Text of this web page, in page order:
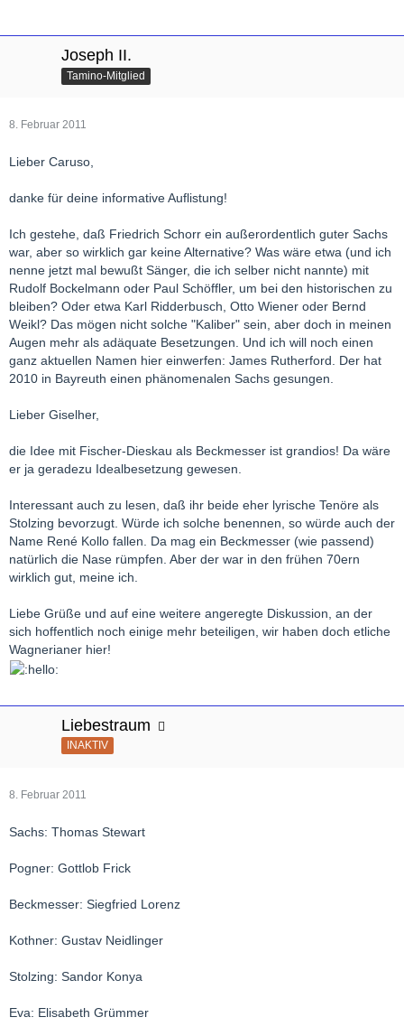
Joseph II.
Tamino-Mitglied
8. Februar 2011
Lieber Caruso,
danke für deine informative Auflistung!
Ich gestehe, daß Friedrich Schorr ein außerordentlich guter Sachs
war, aber so wirklich gar keine Alternative? Was wäre etwa (und ich
nenne jetzt mal bewußt Sänger, die ich selber nicht nannte) mit
Rudolf Bockelmann oder Paul Schöffler, um bei den historischen zu
bleiben? Oder etwa Karl Ridderbusch, Otto Wiener oder Bernd
Weikl? Das mögen nicht solche "Kaliber" sein, aber doch in meinen
Augen mehr als adäquate Besetzungen. Und ich will noch einen
ganz aktuellen Namen hier einwerfen: James Rutherford. Der hat
2010 in Bayreuth einen phänomenalen Sachs gesungen.
Lieber Giselher,
die Idee mit Fischer-Dieskau als Beckmesser ist grandios! Da wäre
er ja geradezu Idealbesetzung gewesen.
Interessant auch zu lesen, daß ihr beide eher lyrische Tenöre als
Stolzing bevorzugt. Würde ich solche benennen, so würde auch der
Name René Kollo fallen. Da mag ein Beckmesser (wie passend)
natürlich die Nase rümpfen. Aber der war in den frühen 70ern
wirklich gut, meine ich.
Liebe Grüße und auf eine weitere angeregte Diskussion, an der
sich hoffentlich noch einige mehr beteiligen, wir haben doch etliche
Wagnerianer hier!
Liebestraum
INAKTIV
8. Februar 2011
Sachs: Thomas Stewart
Pogner: Gottlob Frick
Beckmesser: Siegfried Lorenz
Kothner: Gustav Neidlinger
Stolzing: Sandor Konya
Eva: Elisabeth Grümmer